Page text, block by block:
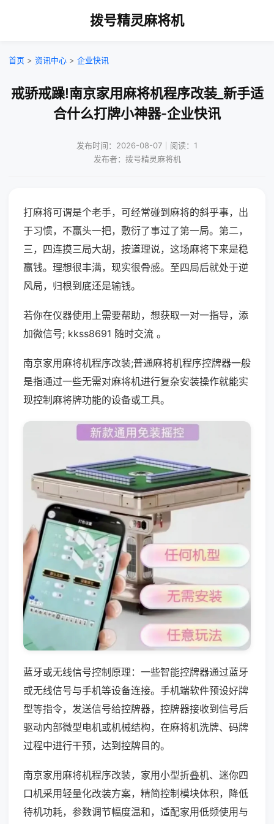
拨号精灵麻将机
首页 > 资讯中心 > 企业快讯
戒骄戒躁!南京家用麻将机程序改装_新手适
合什么打牌小神器-企业快讯
发布时间：2026-08-07｜阅读：1
发布者：拨号精灵麻将机
打麻将可谓是个老手，可经常碰到麻将的斜乎事，出
于习惯，不赢头一把，敷衍了事过了第一局。第二，
三，四连摸三局大胡，按道理说，这场麻将下来是稳
赢钱。理想很丰满，现实很骨感。至四局后就处于逆
风局，归根到底还是输钱。
若你在仪器使用上需要帮助，想获取一对一指导，添
加微信号; kkss8691 随时交流 。
南京家用麻将机程序改装;普通麻将机程序控牌器一般
是指通过一些无需对麻将机进行复杂安装操作就能实
现控制麻将牌功能的设备或工具。
蓝牙或无线信号控制原理：一些智能控牌器通过蓝牙
或无线信号与手机等设备连接。手机端软件预设好牌
型等指令，发送信号给控牌器，控牌器接收到信号后
驱动内部微型电机或机械结构，在麻将机洗牌、码牌
过程中进行干预，达到控牌目的。
南京家用麻将机程序改装，家用小型折叠机、迷你四
口机采用轻量化改装方案，精简控制模块体积，降低
待机功耗，参数调节幅度温和，适配家用低频使用与